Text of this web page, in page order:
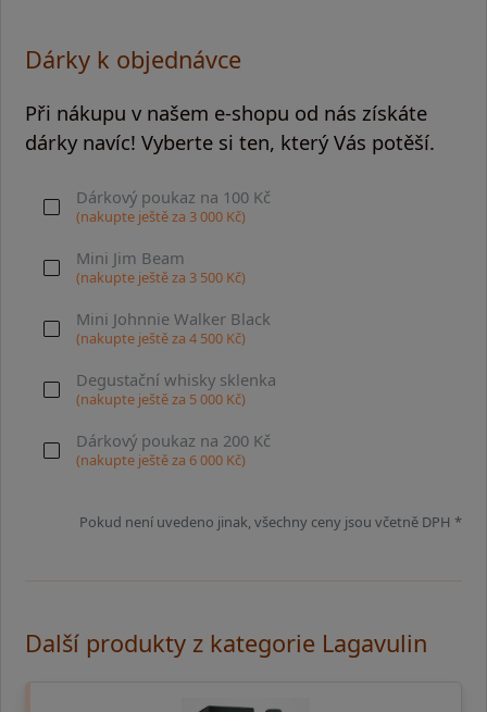
Dárky k objednávce
Při nákupu v našem e-shopu od nás získáte
dárky navíc! Vyberte si ten, který Vás potěší.
Dárkový poukaz na 100 Kč
(nakupte ještě za 3 000Kč)
Mini Jim Beam
(nakupte ještě za 3 500Kč)
Mini Johnnie Walker Black
(nakupte ještě za 4 500Kč)
Degustační whisky sklenka
(nakupte ještě za 5 000Kč)
Dárkový poukaz na 200 Kč
(nakupte ještě za 6 000Kč)
Pokud není uvedeno jinak, všechny ceny jsou včetně DPH *
Další produkty z kategorie Lagavulin